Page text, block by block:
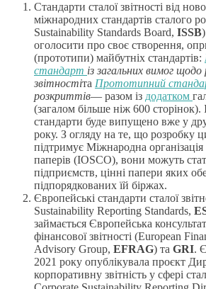
Стандарти сталої звітності від
міжнародних стандартів сталого
Sustainability Standards Board, ISSB
оголосити про своє створення,
(прототипи) майбутніх стандартів:
стандарт із загальних вимог
звітностіта Прототипний
розкриттів— разом із додатком
(загалом більше ніж 600 сторінок).
стандарти буде випущено вже у
року. З огляду на те, що розробку
підтримує Міжнародна організація
паперів (IOSCO), вони можуть
підприємств, цінні папери яких
підпорядкованих їй біржах.
Європейські стандарти сталої
Sustainability Reporting Standards,
займається Європейська
фінансової звітності (European
Advisory Group, EFRAG) та GRI.
2021 року опублікувала проєкт
корпоративну звітність у сфері